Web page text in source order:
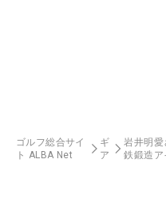
ゴルフ総合サイ
ト ALBA Net
ギ
ア
岩井明
鉄鍛造ア